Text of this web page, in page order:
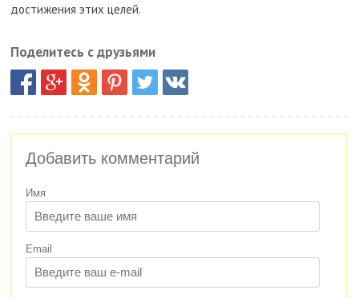
достижения этих целей.
Поделитесь с друзьями
Добавить комментарий
Имя
Email